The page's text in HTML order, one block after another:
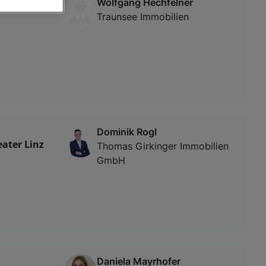
Traunsee Immobilien
Linz
Dominik Rogl
Thomas Girkinger Immobilien
GmbH
Daniela Mayrhofer
oder Zugriff